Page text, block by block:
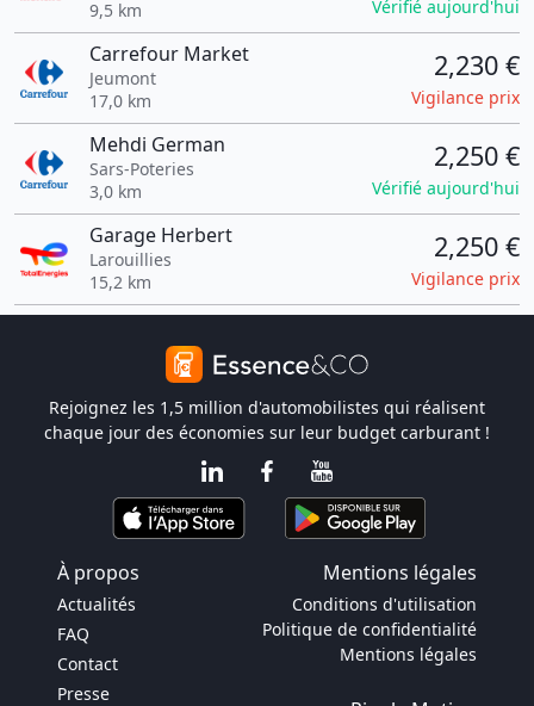
9,5 km
Vérifié aujourd'hui
Carrefour Market
Jeumont
17,0 km
2,230 €
Vigilance prix
Mehdi German
Sars-Poteries
3,0 km
2,250 €
Vérifié aujourd'hui
Garage Herbert
Larouillies
15,2 km
2,250 €
Vigilance prix
Rejoignez les 1,5 million d'automobilistes qui réalisent
chaque jour des économies sur leur budget carburant !
À propos Mentions légales
Actualités
FAQ
Contact
Presse
Conditions d'utilisation
Politique de confidentialité
Mentions légales